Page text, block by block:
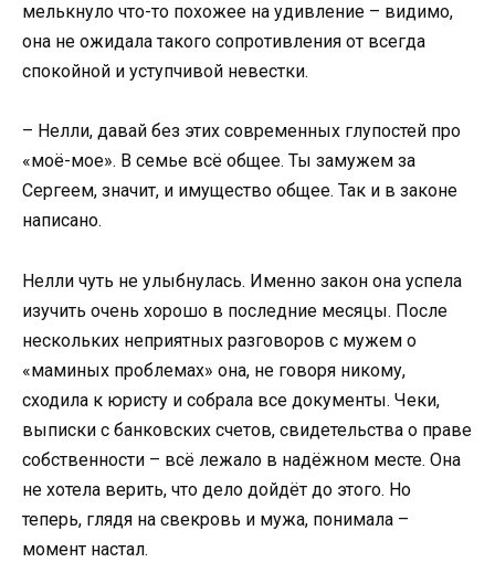
мелькнуло что-то похожее на удивление – видимо,
она не ожидала такого сопротивления от всегда
спокойной и уступчивой невестки.
– Нелли, давай без этих современных глупостей про
«моё-мое». В семье всё общее. Ты замужем за
Сергеем, значит, и имущество общее. Так и в законе
написано.
Нелли чуть не улыбнулась. Именно закон она успела
изучить очень хорошо в последние месяцы. После
нескольких неприятных разговоров с мужем о
«маминых проблемах» она, не говоря никому,
сходила к юристу и собрала все документы. Чеки,
выписки с банковских счетов, свидетельства о праве
собственности – всё лежало в надёжном месте. Она
не хотела верить, что дело дойдёт до этого. Но
теперь, глядя на свекровь и мужа, понимала –
момент настал.